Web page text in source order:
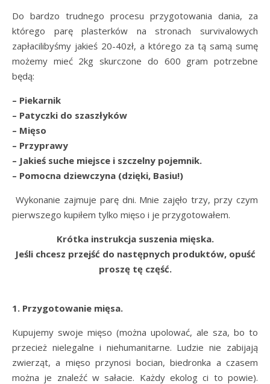
Do bardzo trudnego procesu przygotowania dania, za
którego parę plasterków na stronach survivalowych
zapłacilibyśmy jakieś 20-40zł, a którego za tą samą sumę
możemy mieć 2kg skurczone do 600 gram potrzebne
będą:
– Piekarnik
– Patyczki do szaszłyków
– Mięso
– Przyprawy
– Jakieś suche miejsce i szczelny pojemnik.
– Pomocna dziewczyna (dzięki, Basiu!)
Wykonanie zajmuje parę dni. Mnie zajęło trzy, przy czym
pierwszego kupiłem tylko mięso i je przygotowałem.
Krótka instrukcja suszenia mięska.
Jeśli chcesz przejść do następnych produktów, opuść
proszę tę część.
1. Przygotowanie mięsa.
Kupujemy swoje mięso (można upolować, ale sza, bo to
przecież nielegalne i niehumanitarne. Ludzie nie zabijają
zwierząt, a mięso przynosi bocian, biedronka a czasem
można je znaleźć w sałacie. Każdy ekolog ci to powie).